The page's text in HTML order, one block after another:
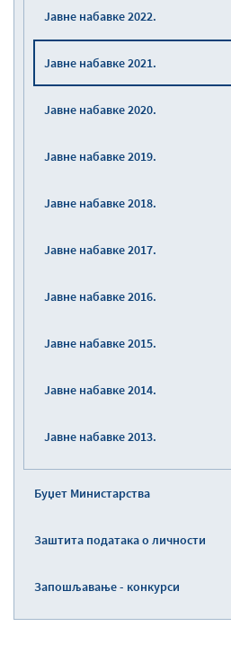
Јавне набавке 2022.
Јавне набавке 2021.
Јавне набавке 2020.
Јавне набавке 2019.
Јавне набавке 2018.
Јавне набавке 2017.
Јавне набавке 2016.
Јавне набавке 2015.
Јавне набавке 2014.
Јавне набавке 2013.
Буџет Министарства
Заштита података о личности
Запошљавање - конкурси